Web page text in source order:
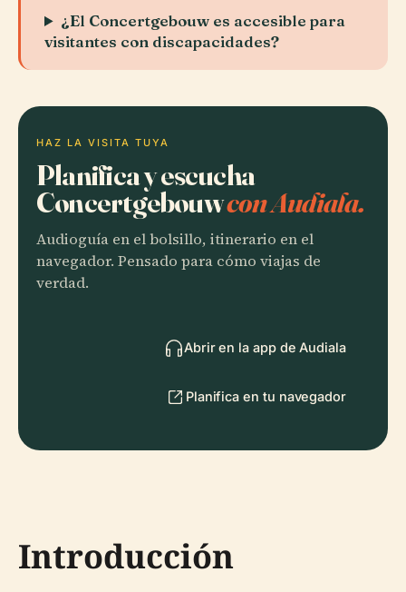
¿El Concertgebouw es accesible para
visitantes con discapacidades?
HAZ LA VISITA TUYA
Planifica y escucha
Concertgebouwcon Audiala.
Audioguía en el bolsillo, itinerario en el
navegador. Pensado para cómo viajas de
verdad.
Abrir en la app de Audiala
Planifica en tu navegador
Introducción